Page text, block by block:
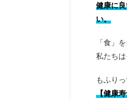
健康に
い。
「食」
私たち
もふり
【健康